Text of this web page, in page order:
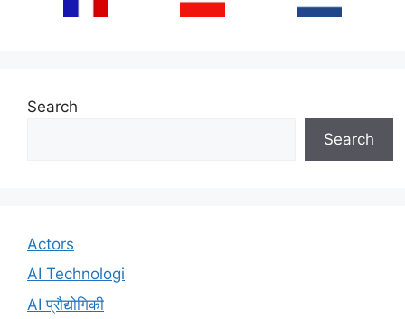
Search
Search
Actors
AI Technologi
AI प्रौद्योगिकी